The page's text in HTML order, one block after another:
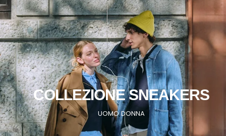
COLLEZIONE SNEAKERS
UOMO DONNA